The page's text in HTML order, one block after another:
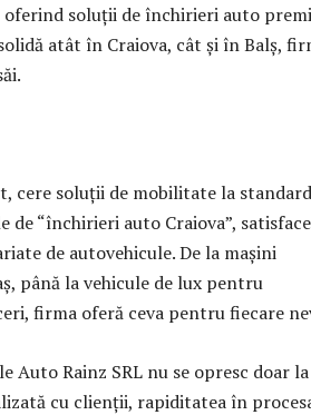
oferind soluții de închirieri auto
atât în Craiova, cât și în Balș,
cere soluții de mobilitate la
de “închirieri auto Craiova”, satisface
de autovehicule. De la mașini
până la vehicule de lux pentru
firma oferă ceva pentru fiecare
Auto Rainz SRL nu se opresc doar la
cu clienții, rapiditatea în